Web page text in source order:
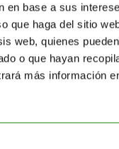
en base a sus
que haga del sitio
web, quienes
o que hayan
más información